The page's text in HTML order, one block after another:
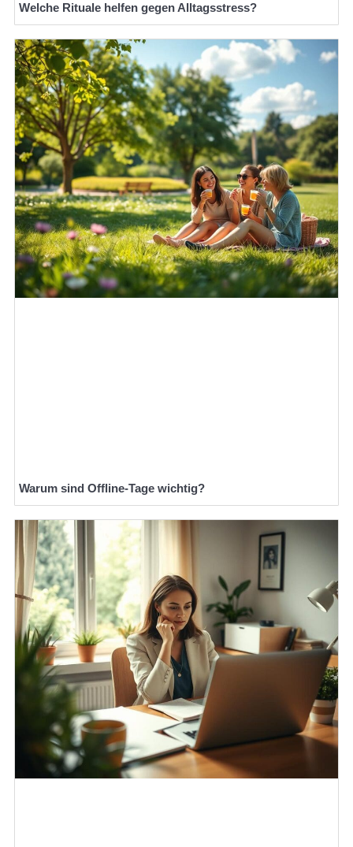
Welche Rituale helfen gegen Alltagsstress?
Warum sind Offline-Tage wichtig?